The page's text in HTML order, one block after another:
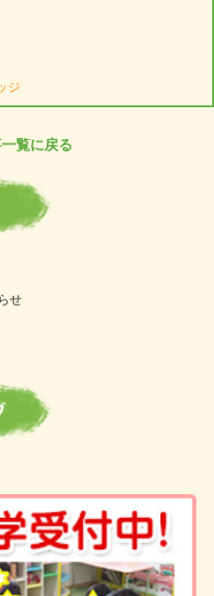
ジ
覧に戻る
せ